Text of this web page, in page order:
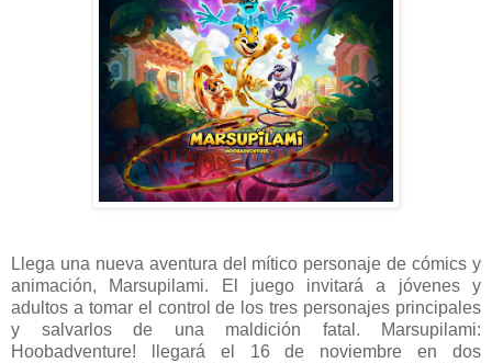
Llega una nueva aventura del mítico personaje de cómics y
animación, Marsupilami. El juego invitará a jóvenes y
adultos a tomar el control de los tres personajes principales
y salvarlos de una maldición fatal. Marsupilami:
Hoobadventure! llegará el 16 de noviembre en dos